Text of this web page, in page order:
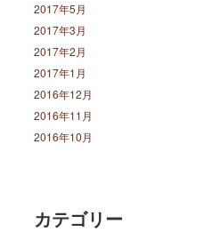
2017年5月
2017年3月
2017年2月
2017年1月
2016年12月
2016年11月
2016年10月
カテゴリー